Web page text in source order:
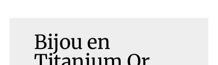
Bijou en